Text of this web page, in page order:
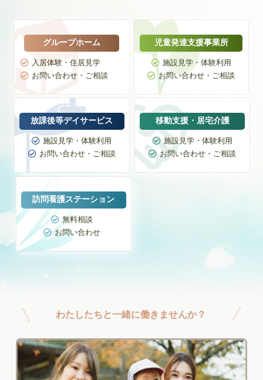
グループホーム
 入居体験・住居見学
 お問い合わせ・ご相談
児童発達支援事業所
 施設見学・体験利用
 お問い合わせ・ご相談
放課後等デイサービス
 施設見学・体験利用
 お問い合わせ・ご相談
移動支援・居宅介護
 施設見学・体験利用
 お問い合わせ・ご相談
訪問看護ステーション
 無料相談
 お問い合わせ
わたしたちと一緒に働きませんか？